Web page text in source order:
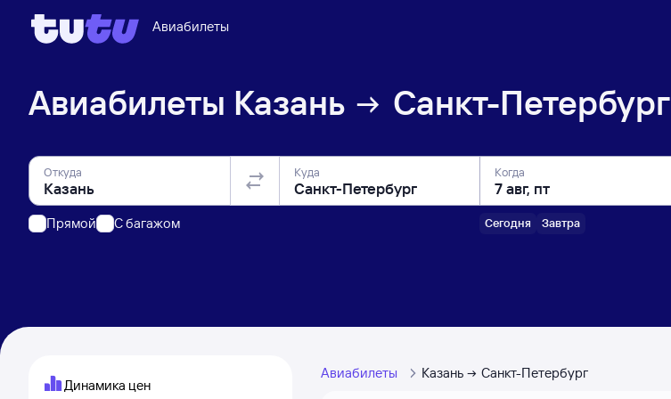
Авиабилеты
Авиабилеты Казань Санкт-Петербург
Откуда
Прямой C багажом
Куда Когда
Сегодня Завтра
Динамика цен
Авиабилеты Казань Санкт-Петербург